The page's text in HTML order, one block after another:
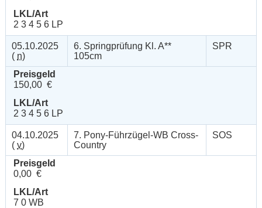
LKL/Art
2 3 4 5 6 LP
05.10.2025
( n)
6. Springprüfung Kl. A**
105cm
SPR
Preisgeld
150,00 €
LKL/Art
2 3 4 5 6 LP
04.10.2025
( v)
7. Pony-Führzügel-WB Cross-
Country
SOS
Preisgeld
0,00 €
LKL/Art
7 0 WB